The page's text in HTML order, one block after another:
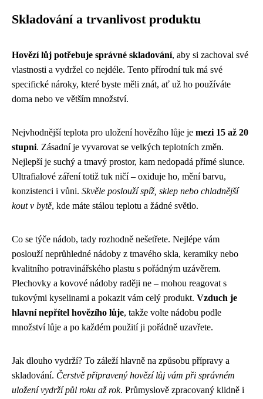
Skladování a trvanlivost produktu
Hovězí lůj potřebuje správné skladování, aby si zachoval své
vlastnosti a vydržel co nejdéle. Tento přírodní tuk má své
specifické nároky, které byste měli znát, ať už ho používáte
doma nebo ve větším množství.
Nejvhodnější teplota pro uložení hovězího lůje je mezi 15 až 20
stupni. Zásadní je vyvarovat se velkých teplotních změn.
Nejlepší je suchý a tmavý prostor, kam nedopadá přímé slunce.
Ultrafialové záření totiž tuk ničí – oxiduje ho, mění barvu,
konzistenci i vůni. Skvěle poslouží spíž, sklep nebo chladnější
kout v bytě, kde máte stálou teplotu a žádné světlo.
Co se týče nádob, tady rozhodně nešetřete. Nejlépe vám
poslouží neprůhledné nádoby z tmavého skla, keramiky nebo
kvalitního potravinářského plastu s pořádným uzávěrem.
Plechovky a kovové nádoby raději ne – mohou reagovat s
tukovými kyselinami a pokazit vám celý produkt. Vzduch je
hlavní nepřítel hovězího lůje, takže volte nádobu podle
množství lůje a po každém použití ji pořádně uzavřete.
Jak dlouho vydrží? To záleží hlavně na způsobu přípravy a
skladování. Čerstvě připravený hovězí lůj vám při správném
uložení vydrží půl roku až rok. Průmyslově zpracovaný klidně i